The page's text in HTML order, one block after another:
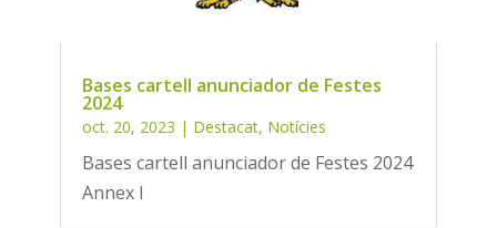
Bases cartell anunciador de Festes
2024
oct. 20, 2023 | Destacat, Notícies
Bases cartell anunciador de Festes 2024
Annex I